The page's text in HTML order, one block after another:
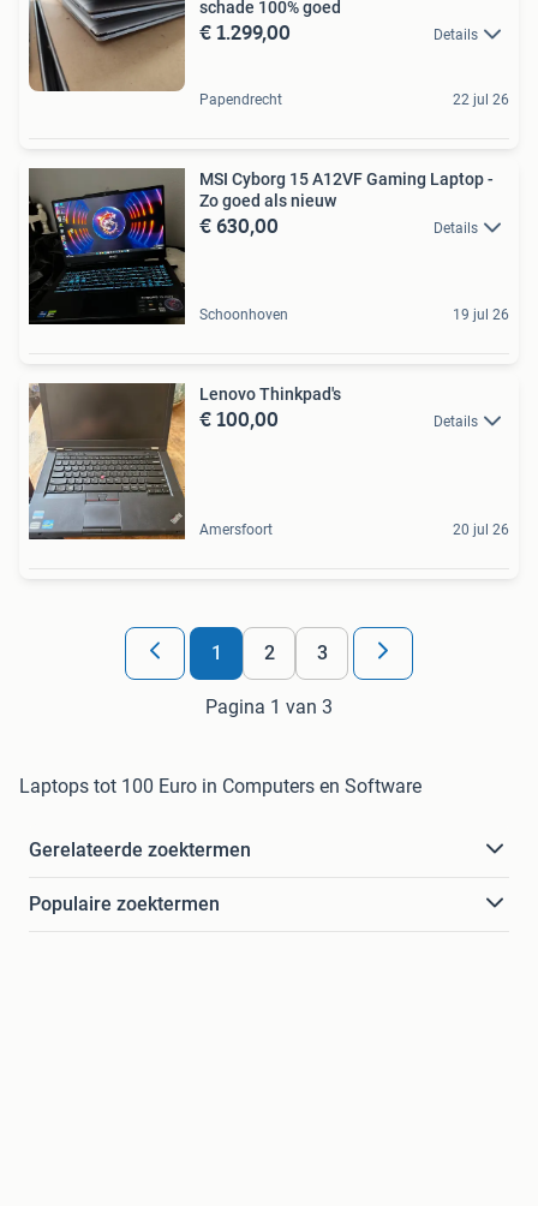
schade 100% goed
€ 1.299,00 Details
Papendrecht 22 jul 26
MSI Cyborg 15 A12VF Gaming Laptop -
Zo goed als nieuw
€ 630,00 Details
Schoonhoven 19 jul 26
Lenovo Thinkpad's
€ 100,00 Details
Amersfoort 20 jul 26
1 2 3
Pagina 1 van 3
Laptops tot 100 Euro in Computers en Software
Gerelateerde zoektermen
Populaire zoektermen